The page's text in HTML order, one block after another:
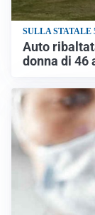
SULLA STATALE
Auto
donna di 46